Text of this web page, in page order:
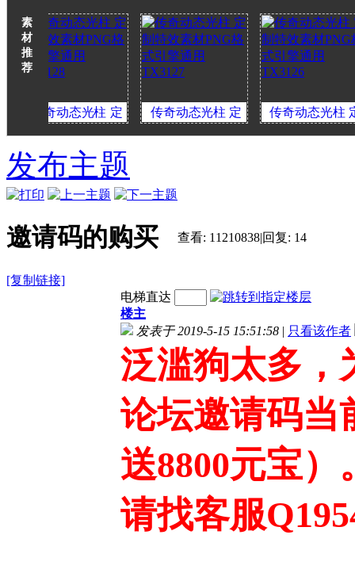
素
材
推
荐
动态光柱 定
式引擎通用
TX3128
传奇动态光柱 定
式引擎通用
传奇动态光柱 定
发布主题
邀请码的购买
[复制链接]
查看: 11210838|回复: 14
电梯直达
楼主
发表于 2019-5-15 15:51:58 | 只看该作者
泛滥狗太多，
论坛邀请码当
送8800元宝）
请找客服